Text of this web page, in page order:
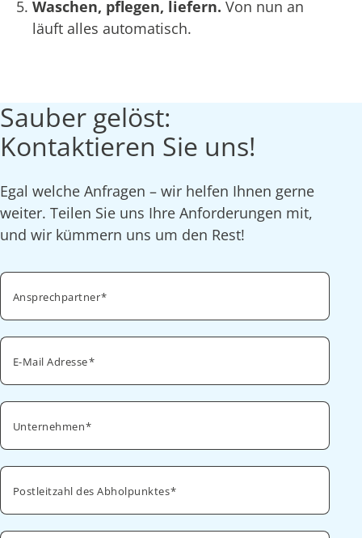
Waschen, pflegen, liefern. Von nun an
läuft alles automatisch.
Sauber gelöst:
Kontaktieren Sie uns!
Egal welche Anfragen – wir helfen Ihnen gerne
weiter. Teilen Sie uns Ihre Anforderungen mit,
und wir kümmern uns um den Rest!
Ansprechpartner
E-Mail Adresse
Unternehmen
Postleitzahl des Abholpunktes